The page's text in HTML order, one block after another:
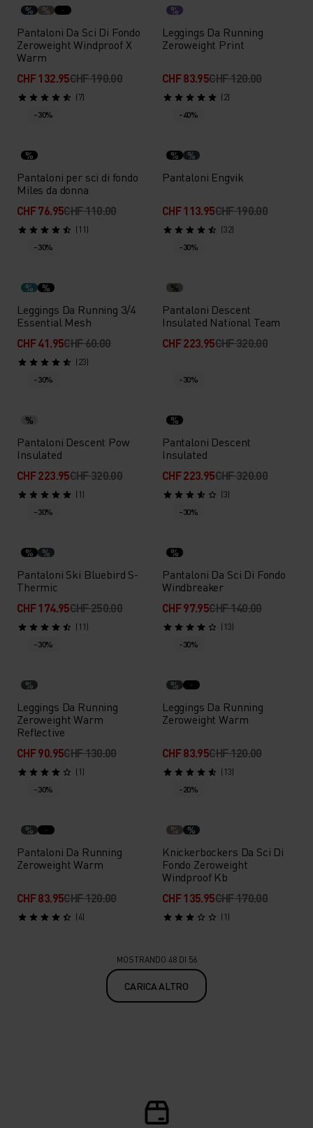
% %
Pantaloni Da Sci Di Fondo
Zeroweight Windproof X
Warm
CHF 132.95CHF 190.00
(7)
%
Leggings Da Running
Zeroweight Print
CHF 83.95CHF 120.00
(2)
-30%
%
Pantaloni per sci di fondo
Miles da donna
CHF 76.95CHF 110.00
(11)
-40%
% %
Pantaloni Engvik
CHF 113.95CHF 190.00
(32)
-30%
% %
Leggings Da Running 3/4
Essential Mesh
CHF 41.95CHF 60.00
(23)
-30%
%
Pantaloni Descent
Insulated National Team
CHF 223.95CHF 320.00
-30%
%
Pantaloni Descent Pow
Insulated
CHF 223.95CHF 320.00
(1)
-30%
%
Pantaloni Descent
Insulated
CHF 223.95CHF 320.00
(3)
-30%
% %
Pantaloni Ski Bluebird S-
Thermic
CHF 174.95CHF 250.00
(11)
-30%
%
Pantaloni Da Sci Di Fondo
Windbreaker
CHF 97.95CHF 140.00
(13)
-30%
%
Leggings Da Running
Zeroweight Warm
Reflective
CHF 90.95CHF 130.00
(1)
-30%
%
Leggings Da Running
Zeroweight Warm
CHF 83.95CHF 120.00
(13)
-30%
%
Pantaloni Da Running
Zeroweight Warm
CHF 83.95CHF 120.00
(4)
-20%
% %
Knickerbockers Da Sci Di
Fondo Zeroweight
Windproof Kb
CHF 135.95CHF 170.00
(1)
MOSTRANDO 48 DI 56
CARICA ALTRO